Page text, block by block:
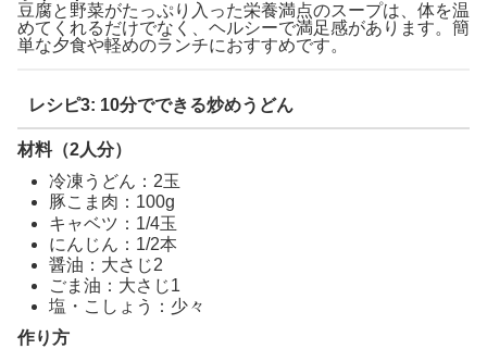
豆腐と野菜がたっぷり入った栄養満点のスープは、体を温
めてくれるだけでなく、ヘルシーで満足感があります。簡
単な夕食や軽めのランチにおすすめです。
レシピ3: 10分でできる炒めうどん
材料（2人分）
冷凍うどん：2玉
豚こま肉：100g
キャベツ：1/4玉
にんじん：1/2本
醤油：大さじ2
ごま油：大さじ1
塩・こしょう：少々
作り方